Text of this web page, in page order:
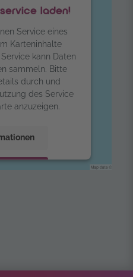
laden!
Service eines
Karteninhalte
kann Daten
sammeln. Bitte
durch und
des Service
anzuzeigen.